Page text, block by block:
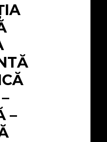
–